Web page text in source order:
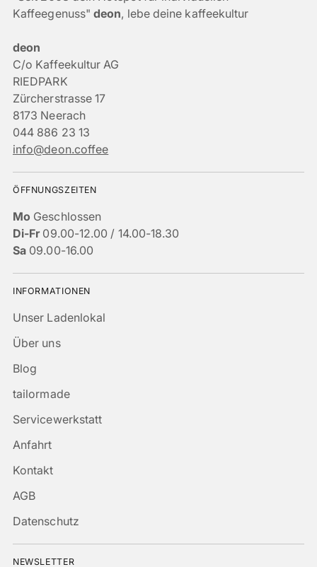
Kaffeegenuss"deon, lebe deine kaffeekultur
deon
C/o Kaffeekultur AG
RIEDPARK
Zürcherstrasse 17
8173 Neerach
044 886 23 13
info@deon.coffee
ÖFFNUNGSZEITEN
Mo Geschlossen
Di-Fr09.00-12.00 / 14.00-18.30
Sa 09.00-16.00
INFORMATIONEN
Unser Ladenlokal
Über uns
Blog
tailormade
Servicewerkstatt
Anfahrt
Kontakt
AGB
Datenschutz
NEWSLETTER